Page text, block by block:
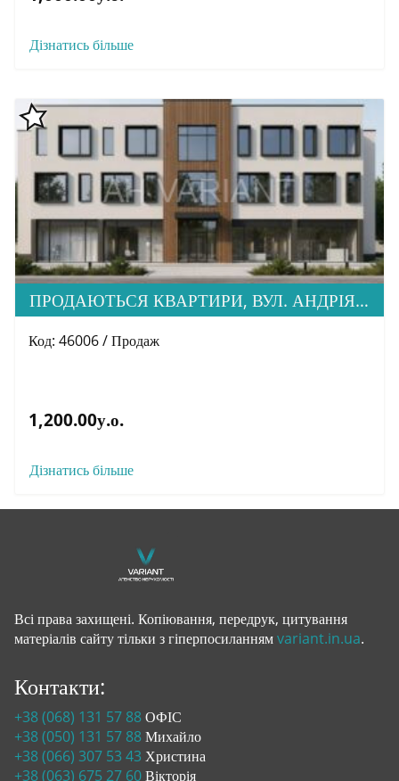
Дізнатись більше
ПРОДАЮТЬСЯ КВАРТИРИ, ВУЛ. АНДРІЯ ПАЛАЯ 2 А
Код: 46006 / Продаж
1,200.00у.о.
Дізнатись більше
Всі права захищені. Копіювання, передрук, цитування
матеріалів сайту тільки з гіперпосиланнямvariant.in.ua.
Контакти:
+38 (068) 131 57 88ОФІС
+38 (050) 131 57 88Михайло
+38 (066) 307 53 43 Христина
+38 (063) 675 27 60Вікторія